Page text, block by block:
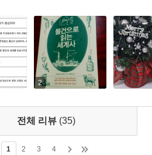
신 책에 등장하는 물건이 어떻게
점정리처럼 사실들만 마구 나열하기
는 세계사』에는 일상과 동떨어진
생활의 세계사를 만나보자. 꼬리에
2
전체 리뷰 (35)
1 2 3 4